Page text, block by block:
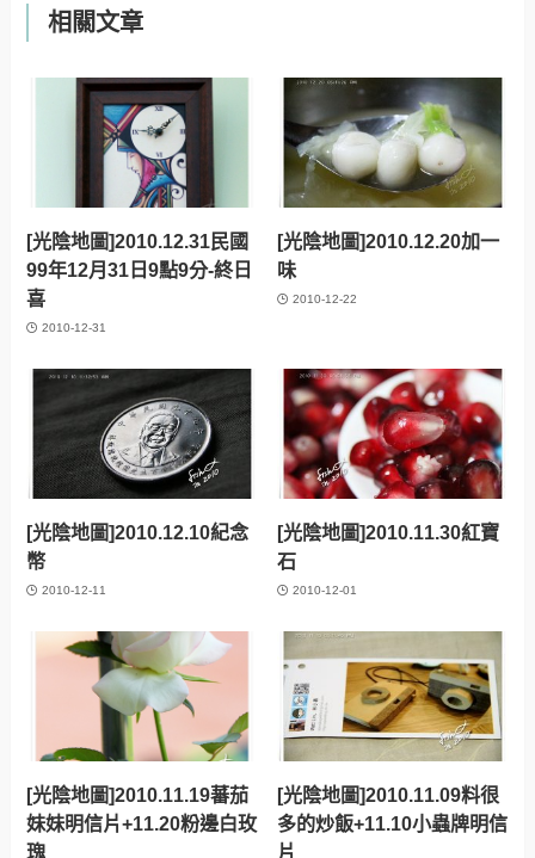
相關文章
[光陰地圖]2010.12.31民國
99年12月31日9點9分-終日
喜
2010-12-31
[光陰地圖]2010.12.20加一
味
2010-12-22
[光陰地圖]2010.12.10紀念
幣
2010-12-11
[光陰地圖]2010.11.30紅寶
石
2010-12-01
[光陰地圖]2010.11.19蕃茄
妹妹明信片+11.20粉邊白玫
瑰
[光陰地圖]2010.11.09料很
多的炒飯+11.10小蟲牌明信
片